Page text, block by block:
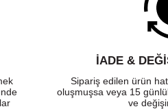
İADE &
Sipariş edilen ürün
oluşmuşsa veya 15
ve